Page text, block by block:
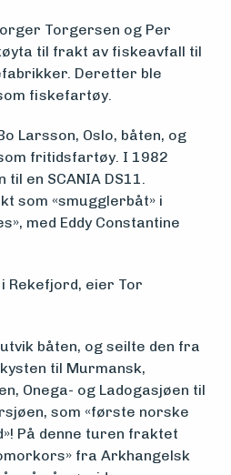
Torgersen og Per
til frakt av fiskeavfall til
Deretter ble
fiskefartøy.
Larsson, Oslo, båten, og
fritidsfartøy. I 1982
en SCANIA DS11.
som «smugglerbåt» i
med Eddy Constantine
Rekefjord, eier Tor
båten, og seilte den fra
til Murmansk,
Onega- og Ladogasjøen til
som «første norske
På denne turen fraktet
fra Arkhangelsk